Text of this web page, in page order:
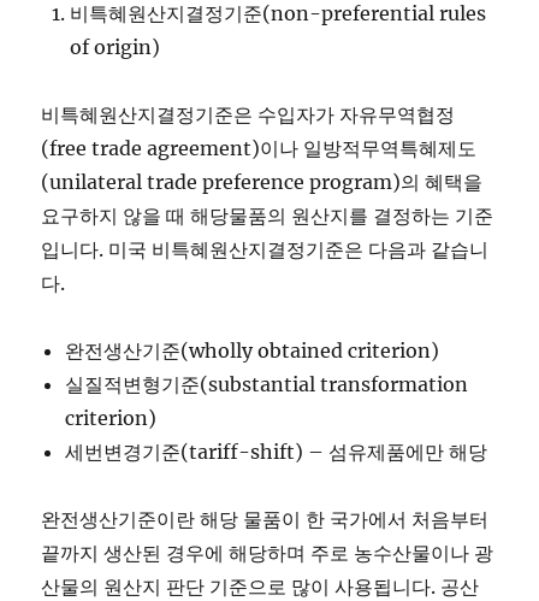
비특혜원산지결정기준(non-preferential rules
of origin)
비특혜원산지결정기준은 수입자가 자유무역협정
(free trade agreement)이나 일방적무역특혜제도
(unilateral trade preference program)의 혜택을
요구하지 않을 때 해당물품의 원산지를 결정하는 기준
입니다. 미국 비특혜원산지결정기준은 다음과 같습니
다.
완전생산기준(wholly obtained criterion)
실질적변형기준(substantial transformation
criterion)
세번변경기준(tariff-shift) – 섬유제품에만 해당
완전생산기준이란 해당 물품이 한 국가에서 처음부터
끝까지 생산된 경우에 해당하며 주로 농수산물이나 광
산물의 원산지 판단 기준으로 많이 사용됩니다. 공산